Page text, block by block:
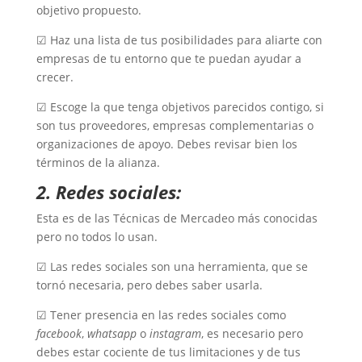
objetivo propuesto.
☑ Haz una lista de tus posibilidades para aliarte con
empresas de tu entorno que te puedan ayudar a
crecer.
☑ Escoge la que tenga objetivos parecidos contigo, si
son tus proveedores, empresas complementarias o
organizaciones de apoyo. Debes revisar bien los
términos de la alianza.
2. Redes sociales:
Esta es de las Técnicas de Mercadeo más conocidas
pero no todos lo usan.
☑ Las redes sociales son una herramienta, que se
tornó necesaria, pero debes saber usarla.
☑ Tener presencia en las redes sociales como
facebook, whatsappo instagram, es necesario pero
debes estar cociente de tus limitaciones y de tus